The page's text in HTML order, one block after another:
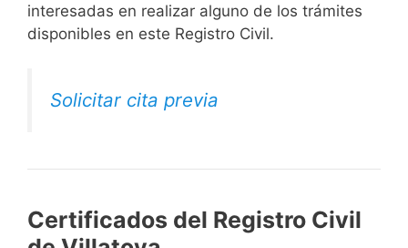
interesadas en realizar alguno de los trámites
disponibles en este Registro Civil.​
Solicitar cita previa
Certificados del Registro Civil